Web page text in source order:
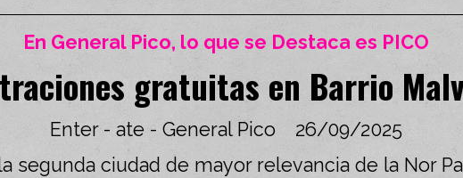
gratuitas en Barrio
segunda ciudad de mayor relevancia de la Nor
En General Pico, lo que se Destaca es PICO
26/09/2025
Enter - ate - General Pico